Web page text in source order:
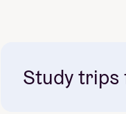
Study trips